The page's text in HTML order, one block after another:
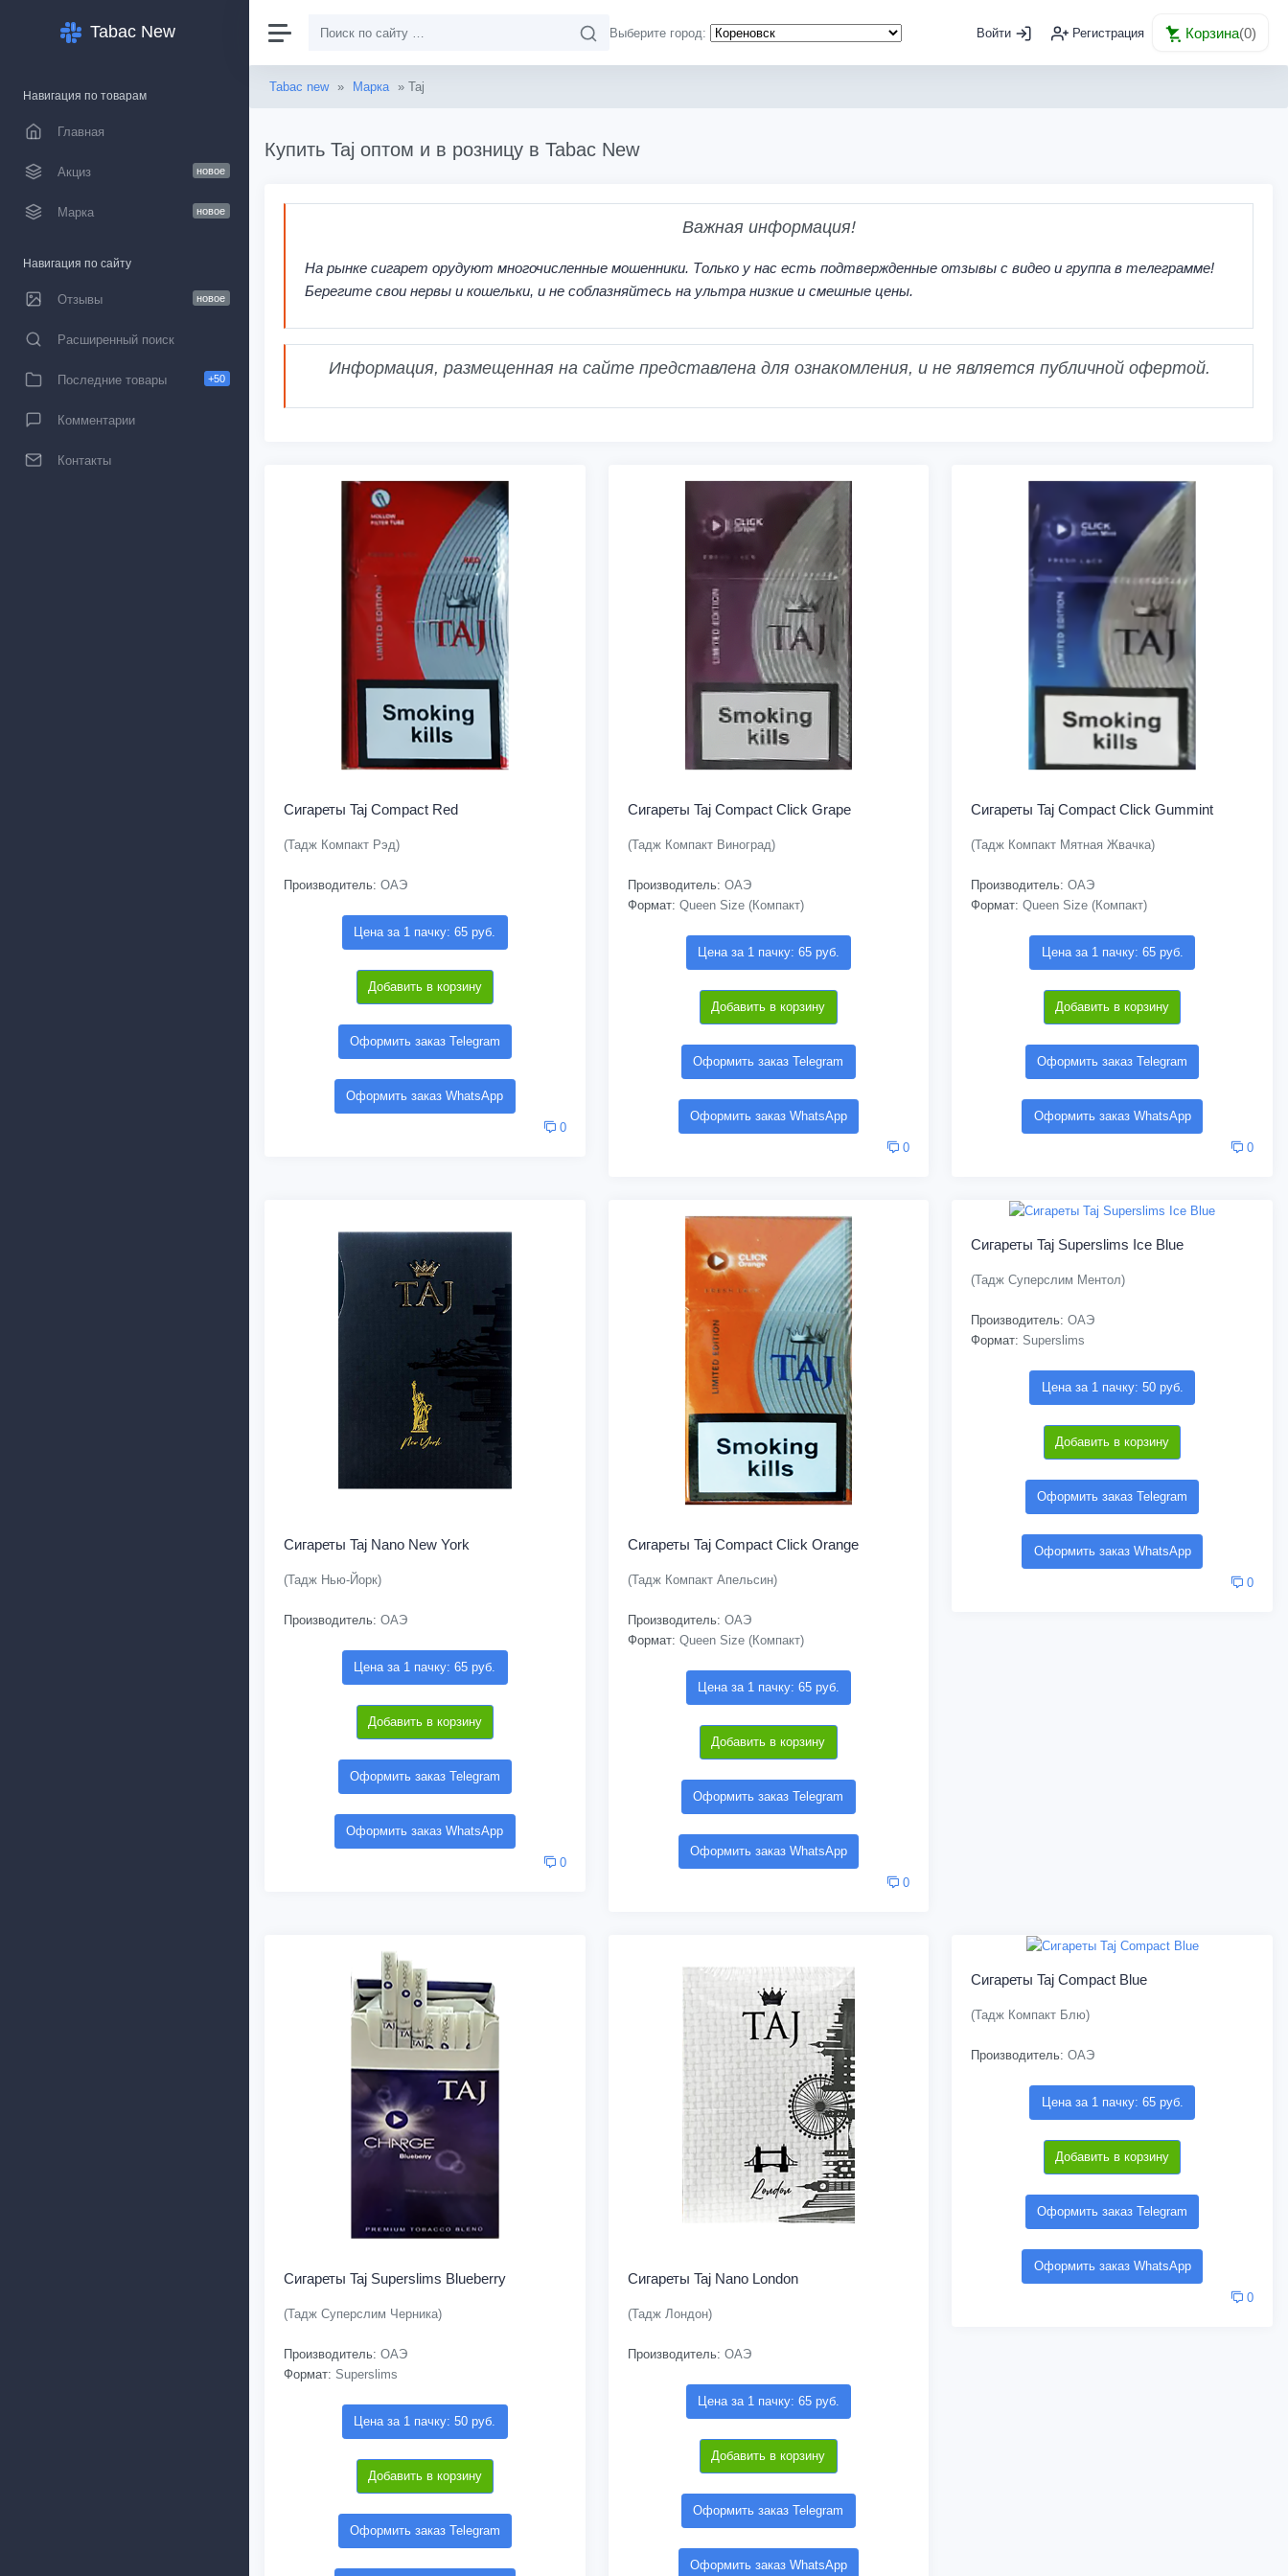
Tabac New
Навигация по товарам
Главная
Акциз новое
Марка новое
Навигация по сайту
Отзывы новое
Расширенный поиск
Последние товары +50
Комментарии
Контакты
Выберите город: Войти Регистрация Корзина(0)
Tabac new » Марка » Taj
Купить Taj оптом и в розницу в Tabac New
Важная информация!
На рынке сигарет орудуют многочисленные мошенники. Только у нас есть подтвержденные отзывы с видео и группа в телеграмме!
Берегите свои нервы и кошельки, и не соблазняйтесь на ультра низкие и смешные цены.
Информация, размещенная на сайте представлена для ознакомления, и не является публичной офертой.
Сигареты Taj Compact Red
(Тадж Компакт Рэд)
Производитель: ОАЭ
Цена за 1 пачку: 65 руб.
Добавить в корзину
Оформить заказ Telegram
Оформить заказ WhatsApp
0
Сигареты Taj Compact Click Grape
(Тадж Компакт Виноград)
Производитель: ОАЭ
Формат: Queen Size (Компакт)
Цена за 1 пачку: 65 руб.
Добавить в корзину
Оформить заказ Telegram
Оформить заказ WhatsApp
0
Сигареты Taj Compact Click Gummint
(Тадж Компакт Мятная Жвачка)
Производитель: ОАЭ
Формат: Queen Size (Компакт)
Цена за 1 пачку: 65 руб.
Добавить в корзину
Оформить заказ Telegram
Оформить заказ WhatsApp
0
Сигареты Taj Nano New York
(Тадж Нью-Йорк)
Производитель: ОАЭ
Цена за 1 пачку: 65 руб.
Добавить в корзину
Оформить заказ Telegram
Оформить заказ WhatsApp
0
Сигареты Taj Compact Click Orange
(Тадж Компакт Апельсин)
Производитель: ОАЭ
Формат: Queen Size (Компакт)
Цена за 1 пачку: 65 руб.
Добавить в корзину
Оформить заказ Telegram
Оформить заказ WhatsApp
0
Сигареты Taj Superslims Ice Blue
(Тадж Суперслим Ментол)
Производитель: ОАЭ
Формат: Superslims
Цена за 1 пачку: 50 руб.
Добавить в корзину
Оформить заказ Telegram
Оформить заказ WhatsApp
0
Сигареты Taj Superslims Blueberry
(Тадж Суперслим Черника)
Производитель: ОАЭ
Формат: Superslims
Цена за 1 пачку: 50 руб.
Добавить в корзину
Оформить заказ Telegram
Сигареты Taj Nano London
(Тадж Лондон)
Производитель: ОАЭ
Цена за 1 пачку: 65 руб.
Добавить в корзину
Оформить заказ Telegram
Оформить заказ WhatsApp
Сигареты Taj Compact Blue
(Тадж Компакт Блю)
Производитель: ОАЭ
Цена за 1 пачку: 65 руб.
Добавить в корзину
Оформить заказ Telegram
Оформить заказ WhatsApp
0